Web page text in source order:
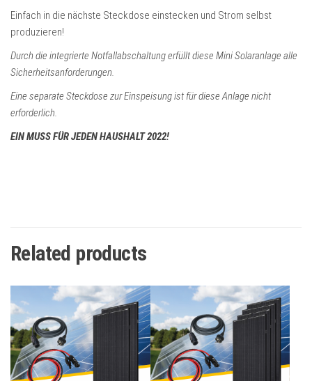
Einfach in die nächste Steckdose einstecken und Strom selbst
produzieren!
Durch die integrierte Notfallabschaltung erfüllt diese Mini Solaranlage alle
Sicherheitsanforderungen.
Eine separate Steckdose zur Einspeisung ist für diese Anlage nicht
erforderlich.
EIN MUSS FÜR JEDEN HAUSHALT 2022!
Related products